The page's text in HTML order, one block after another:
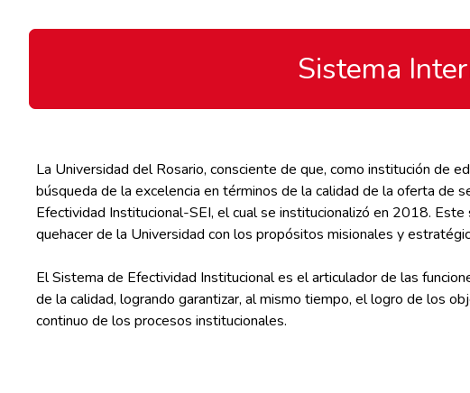
Sistema
La Universidad del Rosario, consciente de que, como institución de
búsqueda de la excelencia en términos de la calidad de la oferta de
Efectividad Institucional-SEI, el cual se institucionalizó en 2018.
quehacer de la Universidad con los propósitos misionales y
El Sistema de Efectividad Institucional es el articulador de las
de la calidad, logrando garantizar, al mismo tiempo, el logro de los
continuo de los procesos institucionales.